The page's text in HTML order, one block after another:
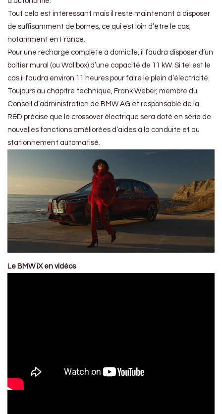
Tout cela est intéressant mais il reste maintenant à disposer
de suffisamment de bornes, ce qui est loin d’être le cas,
notamment en France.
Pour une recharge complète à domicile, il faudra disposer d’un
boitier mural (ou Wallbox) d’une capacité de 11 kW. Si tel est le
cas il faudra environ 11 heures pour faire le plein d’électricité.
Toujours au chapitre technique, Frank Weber, membre du
Conseil d’administration de BMW AG et responsable de la
R&D précise que le crossover électrique sera doté en série de
nouvelles fonctions améliorées d’aides à la conduite et au
stationnement automatisé.
Le BMW iX en vidéos